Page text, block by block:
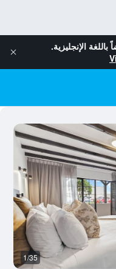
باللغة الإنجليزية.
1/35